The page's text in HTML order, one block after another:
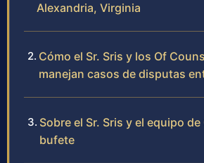
Alexandria, Virginia
Cómo el Sr. Sris y los Of
manejan casos de disputas
Sobre el Sr. Sris y el equipo
bufete